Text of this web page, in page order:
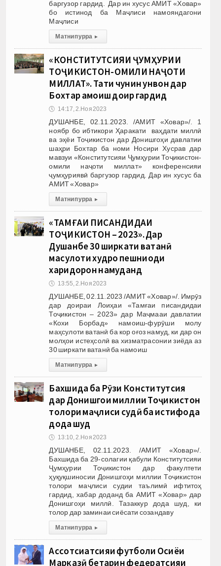
баргузор гардид. Дар ин хусус АМИТ «Ховар»
бо истинод ба Маҷлиси намояндагони
Маҷлиси
Матни пурра ▸
«КОНСТИТУТСИЯИ ҶУМҲУРИИ
ТОҶИКИСТОН-ОМИЛИ НАҶОТИ
МИЛЛАТ». Таҳти чунин унвон дар
Бохтар ҳамоиш доир гардид
🕔 14:17, 2.Ноя 2023
ДУШАНБЕ, 02.11.2023. /АМИТ «Ховар»/. 1
ноябр бо ибтикори Ҳаракати ваҳдати миллӣ
ва эҳёи Тоҷикистон дар Донишгоҳи давлатии
шаҳри Бохтар ба номи Носири Хусрав дар
мавзуи «Конститутсияи Ҷумҳурии Тоҷикистон-
омили наҷоти миллат» конференсияи
ҷумҳуриявӣ баргузор гардид. Дар ин хусус ба
АМИТ «Ховар»
Матни пурра ▸
«ТАМҒАИ ПИСАНДИДАИ
ТОҶИКИСТОН – 2023». Дар
Душанбе 30 ширкати ватанӣ
маҳсулоти худро пешниҳоди
харидорон намуданд
🕔 13:55, 2.Ноя 2023
ДУШАНБЕ, 02.11.2023 /АМИТ «Ховар»/. Имрӯз
дар доираи Лоиҳаи «Тамғаи писандидаи
Тоҷикистон – 2023» дар Маҷмааи давлатии
«Кохи Борбад» намоиш-фурӯши молу
маҳсулоти ватанӣ ба кор оғоз намуд, ки дар он
молҳои истеҳсолӣ ва хизматрасонии зиёда аз
30 ширкати ватанӣ ба намоиш
Матни пурра ▸
Бахшида ба Рӯзи Конститутсия
дар Донишгоҳи миллии Тоҷикистон
толори маҷлиси судӣ ба истифода
дода шуд
🕔 13:10, 2.Ноя 2023
ДУШАНБЕ, 02.11.2023. /АМИТ «Ховар»/.
Бахшида ба 29-солагии қабули Конститутсияи
Ҷумҳурии Тоҷикистон дар факултети
ҳуқуқшиносии Донишгоҳи миллии Тоҷикистон
толори маҷлиси судии таълимӣ ифтитоҳ
гардид, хабар доданд ба АМИТ «Ховар» дар
Донишгоҳи миллӣ. Тазаккур дода шуд, ки
толор дар заминаи сиёсати созандаву
Матни пурра ▸
Ассотсиатсияи футболи Осиёи
Марказӣ беҳтарин федератсияи